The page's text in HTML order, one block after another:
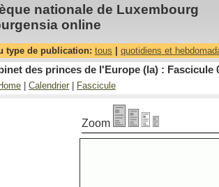
nationale de Luxembourg
online
type de publication: tous quotidiens et
des princes de l'Europe (la) : Fascicule
Calendrier Fascicule
Zoom